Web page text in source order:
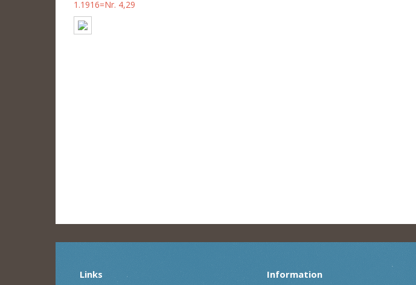
1.1916=Nr. 4,29
Links Information